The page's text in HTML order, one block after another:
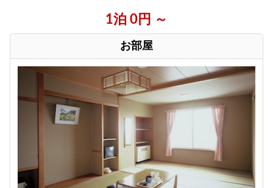
1泊 0円 ～
お部屋